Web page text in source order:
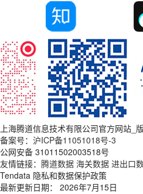
上海腾道信息技术有限公司官方网站_
备案号： 沪ICP备11051018号-3
公网安备 31011502003518号
友情链接： 腾道数据 海关数据 进出口
Tendata 隐私和数据保护政策
最新更新日期： 2026年7月15日